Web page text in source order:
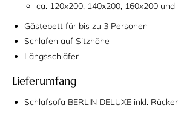
ca. 120x200, 140x200, 160x200 und
Gästebett für bis zu 3 Personen
Schlafen auf Sitzhöhe
Längsschläfer
Lieferumfang
Schlafsofa BERLIN DELUXE inkl.